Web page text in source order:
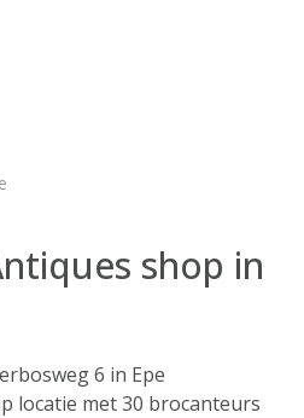
shop in
6 in Epe
locatie met 30 brocanteurs